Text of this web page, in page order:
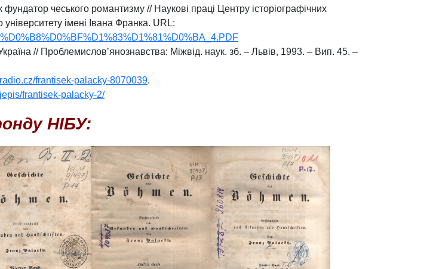
чеського романтизму // Наукові праці Центру історіографічних
імені Івана Франка. URL:
// Проблемислов’янознавства: Міжвід. наук. зб. – Львів, 1993. – Вип. 45. –
frantisek-palacky-8070039.
frantisek-palacky-2/
НІБУ: